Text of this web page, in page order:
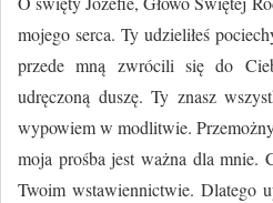
mojego serca. Ty udzieliłeś
przede mną zwrócili się do
udręczoną duszę. Ty znasz
wypowiem w modlitwie.
moja prośba jest ważna dla mnie.
Twoim wstawiennictwie. Dlatego